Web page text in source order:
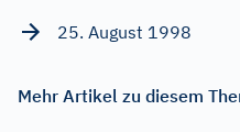
25. August 1998
Mehr Artikel zu diesem